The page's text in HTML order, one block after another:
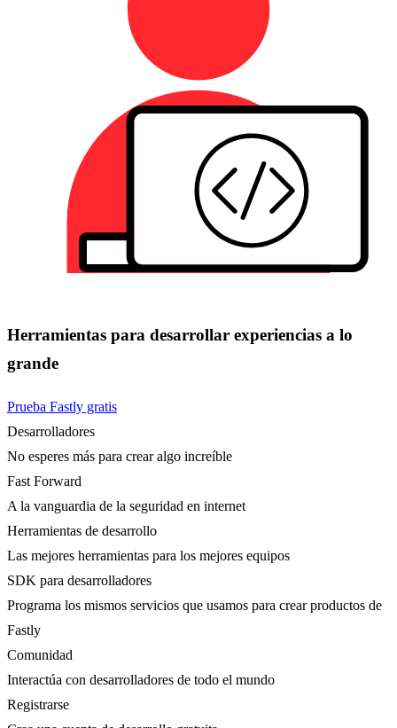
Herramientas para desarrollar experiencias a lo
grande
Prueba Fastly gratis
Desarrolladores
No esperes más para crear algo increíble
Fast Forward
A la vanguardia de la seguridad en internet
Herramientas de desarrollo
Las mejores herramientas para los mejores equipos
SDK para desarrolladores
Programa los mismos servicios que usamos para crear productos de
Fastly
Comunidad
Interactúa con desarrolladores de todo el mundo
Registrarse